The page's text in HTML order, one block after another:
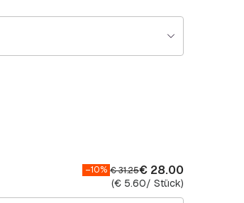
–10% €31.25€28.00
(€5.60/ Stück)